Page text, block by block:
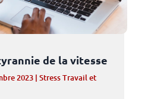
de la vitesse
2023| Stress Travail et